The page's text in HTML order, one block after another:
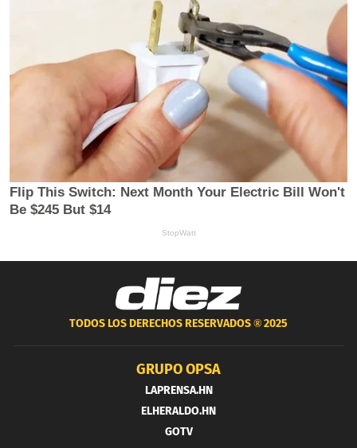
TODOS LOS DERECHOS RESERVADOS ®2025
GRUPO OPSA
LAPRENSA.HN
ELHERALDO.HN
GOTV